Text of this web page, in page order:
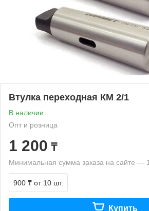
Втулка переходная КМ 2/1
В наличии
Опт и розница
1 200 ₸
Минимальная сумма заказа на сайте —
900 ₸ от 10 шт.
Купить